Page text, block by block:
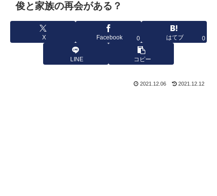
俊と家族の再会がある？
X Facebook 0 はてブ 0
LINE コピー
2021.12.06 2021.12.12